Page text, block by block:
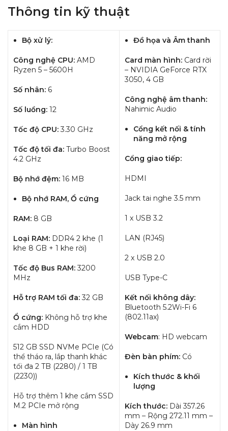
Thông tin kỹ thuật
Bộ xử lý:
Công nghệ CPU: AMD
Ryzen 5 – 5600H
Số nhân: 6
Số luồng: 12
Tốc độ CPU:3.30 GHz
Tốc độ tối đa: Turbo Boost
4.2 GHz
Bộ nhớ đệm: 16 MB
Bộ nhớ RAM, Ổ cứng
RAM: 8 GB
Loại RAM: DDR4 2 khe (1
khe 8 GB + 1 khe rời)
Tốc độ Bus RAM:3200
MHz
Hỗ trợ RAM tối đa:32 GB
Ổ cứng: Không hỗ trợ khe
cắm HDD
512 GB SSD NVMe PCIe (Có
thể tháo ra, lắp thanh khác
tối đa 2 TB (2280) / 1 TB
(2230))
Hỗ trợ thêm 1 khe cắm SSD
M.2 PCIe mở rộng
Màn hình
Đồ họa và Âm thanh
Card màn hình: Card rời
– NVIDIA GeForce RTX
3050, 4 GB
Công nghệ âm thanh:
Nahimic Audio
Cổng kết nối & tính
năng mở rộng
Cổng giao tiếp:
HDMI
Jack tai nghe 3.5 mm
1 x USB 3.2
LAN (RJ45)
2 x USB 2.0
USB Type-C
Kết nối không dây:
Bluetooth 5.2Wi-Fi 6
(802.11ax)
Webcam: HD webcam
Đèn bàn phím: Có
Kích thước & khối
lượng
Kích thước: Dài 357.26
mm – Rộng 272.11 mm –
Dày 26.9 mm